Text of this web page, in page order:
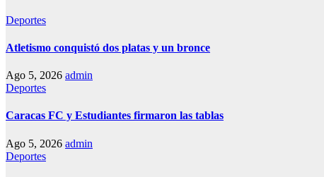
Deportes
Atletismo conquistó dos platas y un bronce
Ago 5, 2026 admin
Deportes
Caracas FC y Estudiantes firmaron las tablas
Ago 5, 2026 admin
Deportes